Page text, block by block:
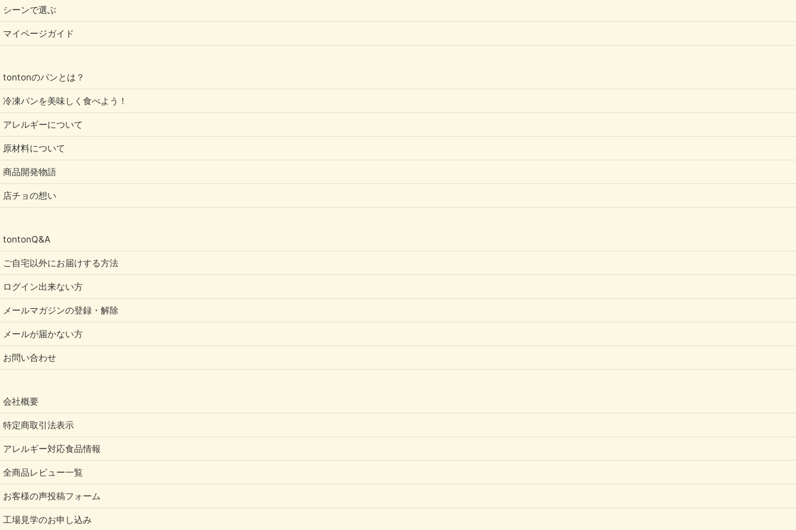
シーンで選ぶ
マイページガイド
tontonのパンとは？
冷凍パンを美味しく食べよう！
アレルギーについて
原材料について
商品開発物語
店チョの想い
tontonQ&A
ご自宅以外にお届けする方法
ログイン出来ない方
メールマガジンの登録・解除
メールが届かない方
お問い合わせ
会社概要
特定商取引法表示
アレルギー対応食品情報
全商品レビュー一覧
お客様の声投稿フォーム
工場見学のお申し込み